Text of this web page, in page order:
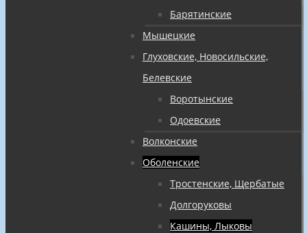
Барятинские
Мышецкие
Глуховские, Новосильские,
Белевские
Воротынские
Одоевские
Волконские
Оболенские
Тростенские, Щербатые
Долгоруковы
Кашины, Лыковы